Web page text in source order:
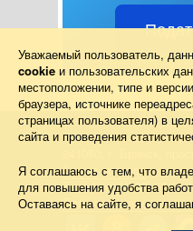
Правительство
Схема проезда
Телефон: (4832) 66-26-
Для корреспонденции
Уважаемый пользователь,
cookie и пользовательских
местоположении, типе и
браузера, источнике
страницах пользователя) в
сайта и проведения
Я соглашаюсь с тем, что
для повышения удобства
Оставаясь на сайте, я